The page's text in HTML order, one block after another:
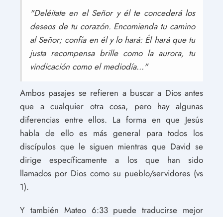
"Deléitate en el Señor y él te concederá los
deseos de tu corazón. Encomienda tu camino
al Señor; confía en él y lo hará: Él hará que tu
justa recompensa brille como la aurora, tu
vindicación como el mediodía..."
Ambos pasajes se refieren a buscar a Dios antes
que a cualquier otra cosa, pero hay algunas
diferencias entre ellos. La forma en que Jesús
habla de ello es más general para todos los
discípulos que le siguen mientras que David se
dirige específicamente a los que han sido
llamados por Dios como su pueblo/servidores (vs
1).
Y también Mateo 6:33 puede traducirse mejor